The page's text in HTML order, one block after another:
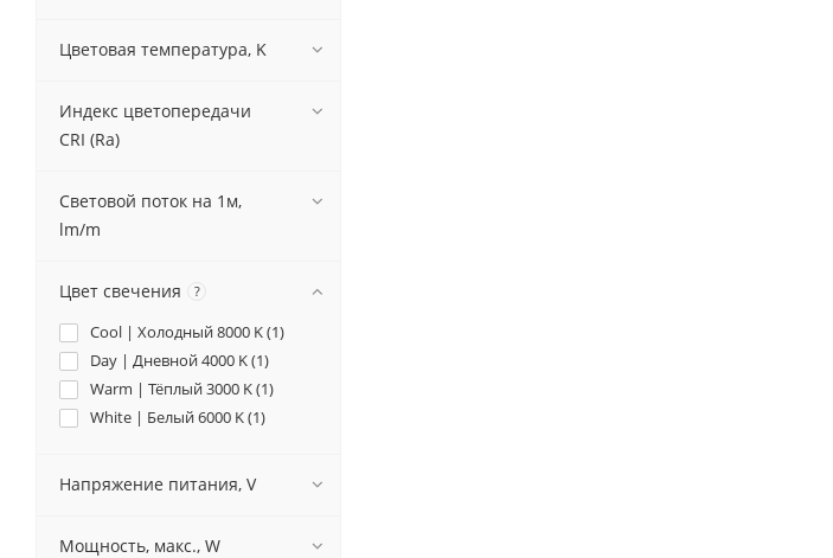
Цветовая температура, K
Индекс цветопередачи
CRI (Ra)
Световой поток на 1м,
lm/m
Цвет свечения ?
Cool | Холодный 8000 K (1)
Day | Дневной 4000 K (1)
Warm | Тёплый 3000 K (1)
White | Белый 6000 K (1)
Напряжение питания, V
Мощность, макс., W